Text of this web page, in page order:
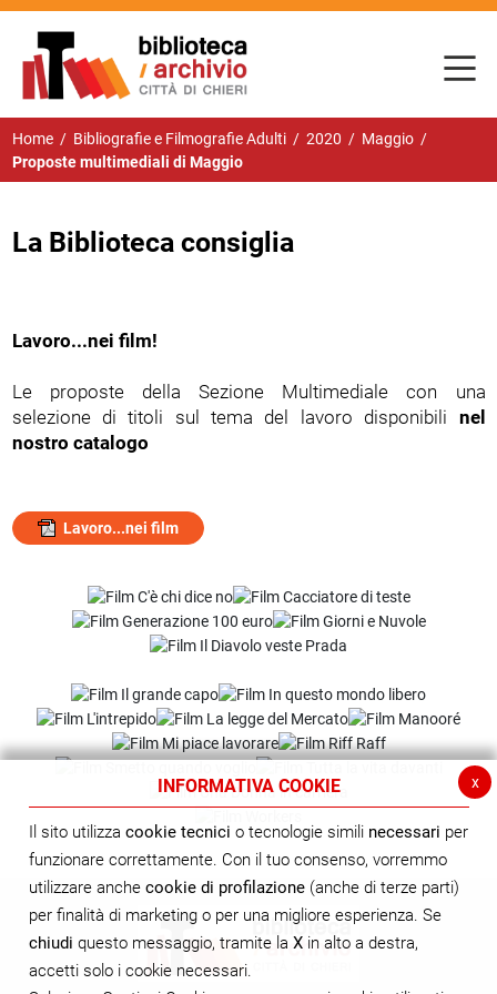
Home / Bibliografie e Filmografie Adulti / 2020 / Maggio /
Proposte multimediali di Maggio
La Biblioteca consiglia
Lavoro...nei film!
Le proposte della Sezione Multimediale con una
selezione di titoli sul tema del lavoro disponibili nel
nostro catalogo
Lavoro...nei film
x
INFORMATIVA COOKIE
Il sito utilizza cookie tecnici o tecnologie simili necessari per
funzionare correttamente. Con il tuo consenso, vorremmo
utilizzare anche cookie di profilazione(anche di terze parti)
per finalità di marketing o per una migliore esperienza. Se
chiudi questo messaggio, tramite la Xin alto a destra,
accetti solo i cookie necessari.